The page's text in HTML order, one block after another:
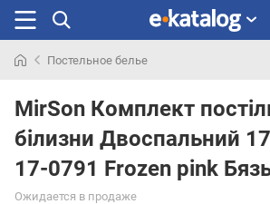
раньше
Постельное белье
MirSon Комплект
білизни Двоспальний
17-0791 Frozen pink
Ожидается в продаже